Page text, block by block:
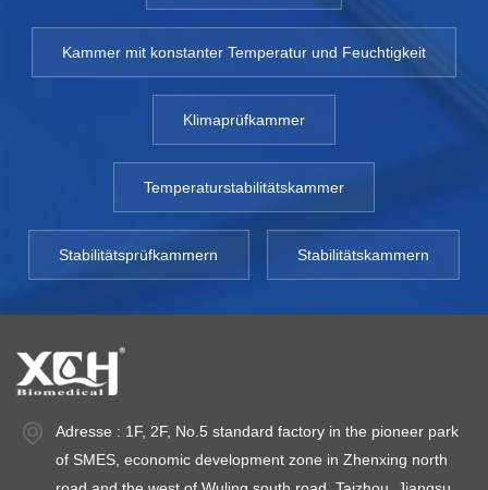
Kammer mit konstanter Temperatur und Feuchtigkeit
Klimaprüfkammer
Temperaturstabilitätskammer
Stabilitätsprüfkammern Stabilitätskammern
Adresse : 1F, 2F, No.5 standard factory in the pioneer park
of SMES, economic development zone in Zhenxing north